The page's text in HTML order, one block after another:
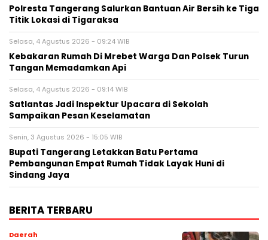
Polresta Tangerang Salurkan Bantuan Air Bersih ke Tiga
Titik Lokasi di Tigaraksa
Selasa, 4 Agustus 2026 - 09:24 WIB
Kebakaran Rumah Di Mrebet Warga Dan Polsek Turun
Tangan Memadamkan Api
Selasa, 4 Agustus 2026 - 09:14 WIB
Satlantas Jadi Inspektur Upacara di Sekolah
Sampaikan Pesan Keselamatan
Senin, 3 Agustus 2026 - 15:05 WIB
Bupati Tangerang Letakkan Batu Pertama
Pembangunan Empat Rumah Tidak Layak Huni di
Sindang Jaya
BERITA TERBARU
Daerah